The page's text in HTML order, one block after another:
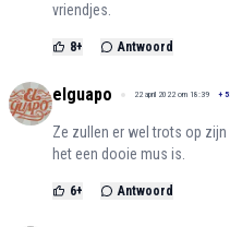
vriendjes.
8+ Antwoord
elguapo 22 april 2022 om 18:39 +
Ze zullen er wel trots op
het een dooie mus is.
6+ Antwoord